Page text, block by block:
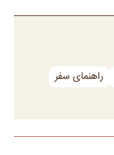
راهنمای سفر